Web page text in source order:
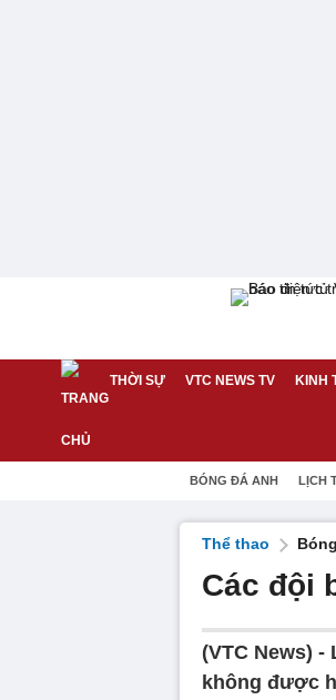
THỜI SỰ VTC NEWS TV KINH
BÓNG ĐÁ ANH LỊCH
Thể thao
Các đội
(VTC News) -
không được